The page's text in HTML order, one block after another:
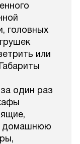
головных
или
один раз
домашнюю